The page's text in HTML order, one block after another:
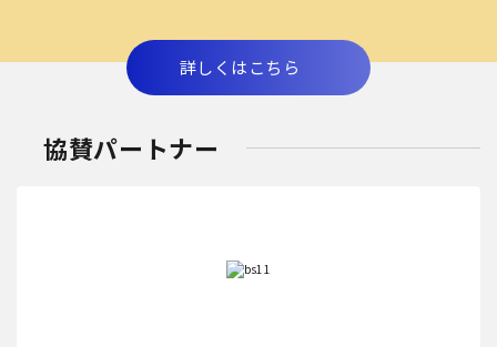
詳しくはこちら
協賛パートナー